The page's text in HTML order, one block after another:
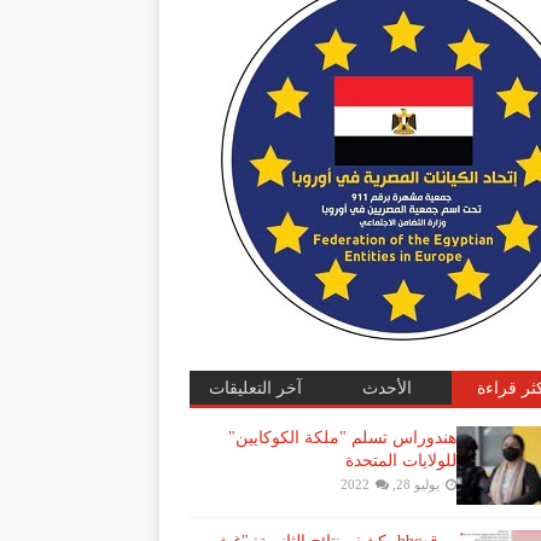
قراءة الأحدث آخر التعليقات
هندوراس تسلم "ملكة الكوكايين"
للولايات المتحدة
يوليو 28, 2022